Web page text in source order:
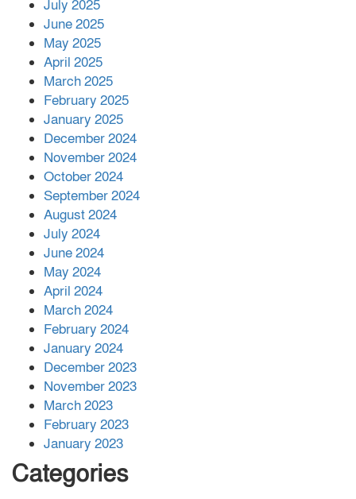
সহায়তা দিলেন সাচিং প্রু জেরী
July 2025
June 2025
May 2025
April 2025
March 2025
February 2025
January 2025
December 2024
November 2024
October 2024
September 2024
August 2024
July 2024
June 2024
May 2024
April 2024
March 2024
February 2024
January 2024
December 2023
November 2023
March 2023
February 2023
January 2023
Categories